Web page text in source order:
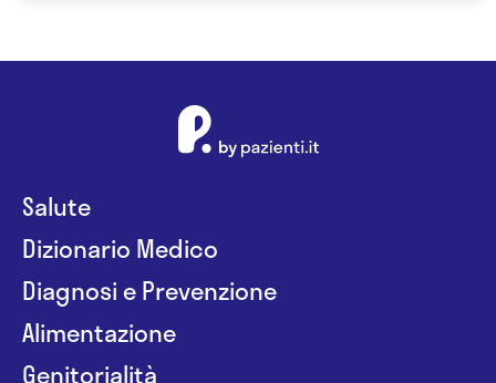
Salute
Dizionario Medico
Diagnosi e Prevenzione
Alimentazione
Genitorialità